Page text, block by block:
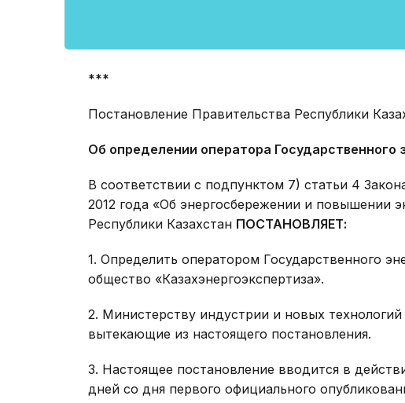
***
Постановление Правительства Республики
Об определении оператора Государственного
В соответствии с подпунктом 7) статьи 4
2012 года «Об энергосбережении и повышении
Республики Казахстан ПОСТАНОВЛЯЕТ:
1. Определить оператором Государственного
общество «Казахэнергоэкспертиза».
2. Министерству индустрии и новых
вытекающие из настоящего постановления.
3. Настоящее постановление вводится в
дней со дня первого официального